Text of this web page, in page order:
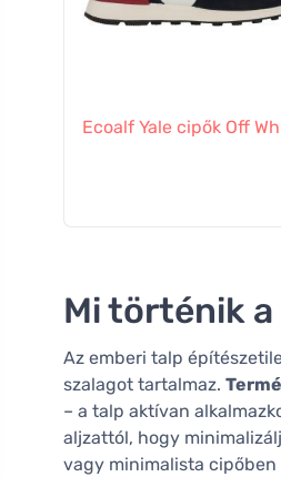
Ecoalf Yale cipők Off
Mi történik
Az emberi talp
szalagot tartalmaz.
– a talp aktívan
aljzattól, hogy
vagy minimalista